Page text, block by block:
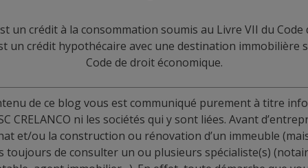
un crédit à la consommation soumis au Livre VII du Code
un crédit hypothécaire avec une destination immobilière
Code de droit économique.
de ce blog vous est communiqué purement à titre
CRELANCO ni les sociétés qui y sont liées. Avant
et/ou la construction ou rénovation d’un immeuble
toujours de consulter un ou plusieurs spécialiste(s)